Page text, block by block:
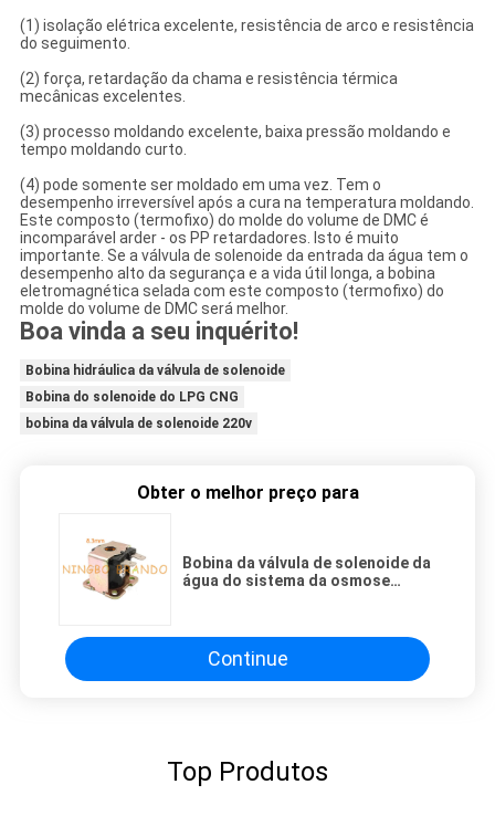
(1) isolação elétrica excelente, resistência de arco e resistência
do seguimento.
(2) força, retardação da chama e resistência térmica
mecânicas excelentes.
(3) processo moldando excelente, baixa pressão moldando e
tempo moldando curto.
(4) pode somente ser moldado em uma vez. Tem o
desempenho irreversível após a cura na temperatura moldando.
Este composto (termofixo) do molde do volume de DMC é
incomparável arder - os PP retardadores. Isto é muito
importante. Se a válvula de solenoide da entrada da água tem o
desempenho alto da segurança e a vida útil longa, a bobina
eletromagnética selada com este composto (termofixo) do
molde do volume de DMC será melhor.
Boa vinda a seu inquérito!
Bobina hidráulica da válvula de solenoide
Bobina do solenoide do LPG CNG
bobina da válvula de solenoide 220v
Obter o melhor preço para
Bobina da válvula de solenoide da
água do sistema da osmose
Continue
Top Produtos